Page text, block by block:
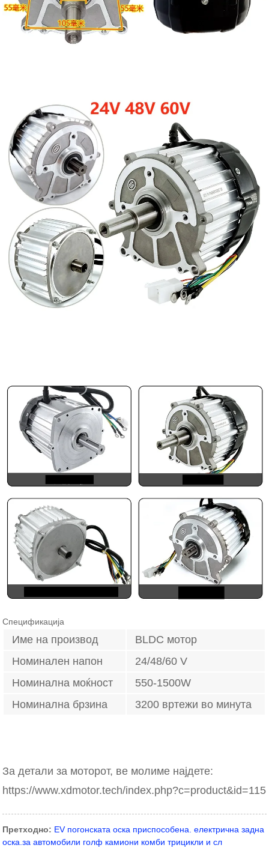
Спецификација
Име на производ
BLDC мотор
Номинален напон
24/48/60 V
Номинална моќност
550-1500W
Номинална брзина
3200 вртежи во минута
За детали за моторот, ве молиме најдете:
https://www.xdmotor.tech/index.php?c=product&id=115
Претходно: EV погонската оска приспособена. електрична задна
оска.за автомобили голф камиони комби трицикли и сл